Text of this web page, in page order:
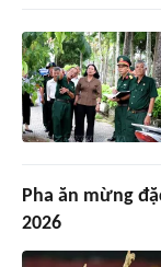
Pha ăn mừng
2026